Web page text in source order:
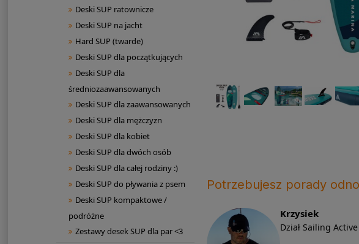
Deski SUP ratownicze
Deski SUP na jacht
Hard SUP (twarde)
Deski SUP dla początkujących
Deski SUP dla
średniozaawansowanych
Deski SUP dla zaawansowanych
Deski SUP dla mężczyzn
Deski SUP dla kobiet
Deski SUP dla dwóch osób
Deski SUP dla całej rodziny :)
Deski SUP do pływania z psem
Deski SUP kompaktowe /
podróżne
Zestawy desek SUP dla par <3
Potrzebujesz porady
Krzysiek
Dział Sailing